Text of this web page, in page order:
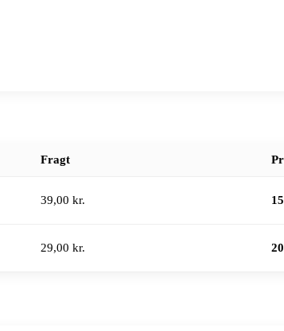
Fragt
39,00 kr.
29,00 kr.